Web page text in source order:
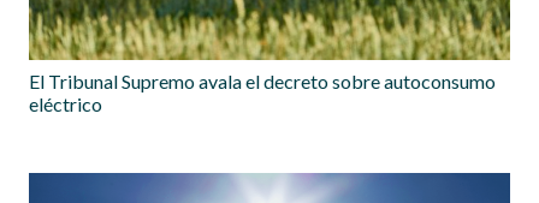
El Tribunal Supremo avala el decreto sobre autoconsumo
eléctrico